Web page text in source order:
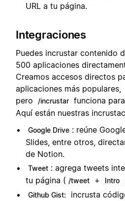
URL a tu página.
Integraciones
Puedes incrustar contenido
500 aplicaciones
Creamos accesos directos
aplicaciones más populares,
pero
/incrustar funciona
Aquí están nuestras
Google Drive : reúne
Slides, entre otros,
de Notion.
Tweet : agrega tweets
tu página ( /tweet + Intro
Github Gist:
incrusta